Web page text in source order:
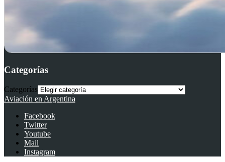
Categorías
Categorías
Aviación en Argentina
Facebook
Twitter
Youtube
Mail
Instagram